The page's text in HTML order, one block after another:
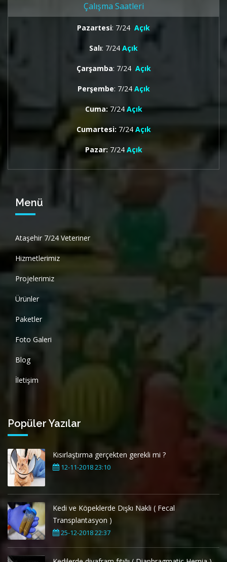
Çalışma Saatleri
Pazartesi: 7/24 Açık
Salı: 7/24 Açık
Çarşamba: 7/24 Açık
Perşembe: 7/24 Açık
Cuma: 7/24 Açık
Cumartesi: 7/24 Açık
Pazar: 7/24 Açık
Menü
Ataşehir 7/24 Veteriner
Hizmetlerimiz
Projelerimiz
Ürünler
Paketler
Foto Galeri
Blog
İletişim
Popüler Yazılar
Kısırlaştırma gerçekten gerekli mi ?
12-11-2018 23:10
Kedi ve Köpeklerde Dışkı Nakli ( Fecal
Transplantasyon )
25-12-2018 22:37